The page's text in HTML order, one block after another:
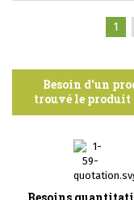
1
Besoin d'un
trouvé le produit